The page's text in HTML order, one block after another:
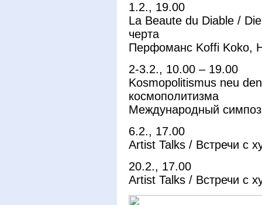
1.2., 19.00
La Beaute du Diable /
черта
Перфоманс Koffi Koko,
2-3.2., 10.00 – 19.00
Kosmopolitismus neu
космополитизма
Международный
6.2., 17.00
Artist Talks / Встречи с
20.2., 17.00
Artist Talks / Встречи с